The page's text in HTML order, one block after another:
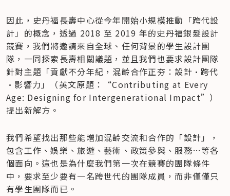
因此，史丹福長壽中心從今年開始小規模推動「跨代設
計」的概念，透過 2018 至 2019 年的史丹福銀髮設計
競賽，我們將邀請來自全球、任何背景的學生設計團
隊，一同探索長壽相關議題，並且我們也要求設計團隊
針對主題「貢獻不分年紀，混齡合作正夯：設計·跨代
·影響力」（英文原題：“Contributing at Every
Age: Designing for Intergenerational Impact”）
提出新解方。
我們希望找出那些能增加混齡交流和合作的「設計」，
包含工作、娛樂、旅遊、藝術、政策參與、服務…等各
個面向。這也是為什麼我們第一次在競賽的團隊條件
中，要求至少要有一名跨世代的團隊成員，而非僅僅只
有學生團隊而已。